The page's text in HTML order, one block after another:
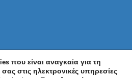
που είναι αναγκαία για τη
στις ηλεκτρονικές υπηρεσίες